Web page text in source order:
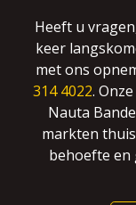
Heeft u
keer
met ons
314 4022.
Nauta
markten
behoefte en